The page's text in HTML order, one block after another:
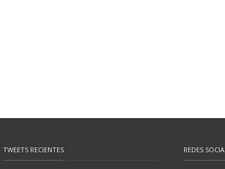
TWEETS RECIENTES REDES